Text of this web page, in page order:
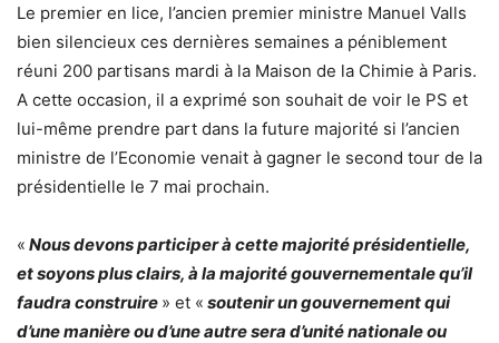
Le premier en lice, l’ancien premier ministre Manuel Valls
bien silencieux ces dernières semaines a péniblement
réuni 200 partisans mardi à la Maison de la Chimie à Paris.
A cette occasion, il a exprimé son souhait de voir le PS et
lui-même prendre part dans la future majorité si l’ancien
ministre de l’Economie venait à gagner le second tour de la
présidentielle le 7 mai prochain.
« Nous devons participer à cette majorité présidentielle,
et soyons plus clairs, à la majorité gouvernementale qu’il
faudra construire » et « soutenir un gouvernement qui
d’une manière ou d’une autre sera d’unité nationale ou